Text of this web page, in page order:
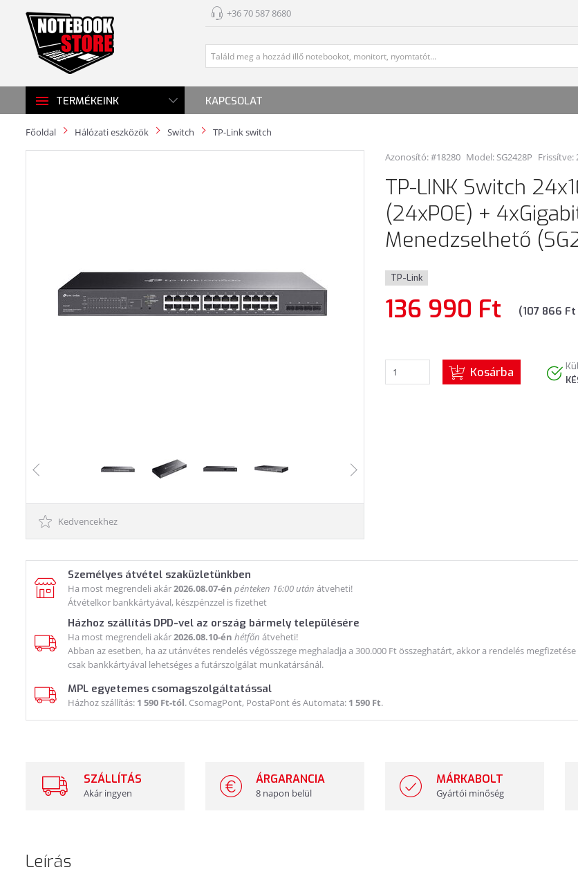
+36 70 587 8680
TERMÉKEINK KAPCSOLAT
Főoldal Hálózati eszközök Switch TP-Link switch
Kedvencekhez
Azonosító: #18280 Model:SG2428P Frissítve:
TP-LINK Switch
(24xPOE) +
Menedzselhető
TP-Link
136 990 Ft (107 866 Ft
Kosárba
Személyes átvétel szaküzletünkben
Ha most megrendeli akár2026.08.07-én pénteken 16:00 után átveheti!
Átvételkor bankkártyával, készpénzzel is fizethet
Házhoz szállítás DPD-vel az ország bármely településére
Ha most megrendeli akár2026.08.10-én hétfőn átveheti!
Abban az esetben, ha az utánvétes rendelés végösszege meghaladja a 300.000 Ft összeghatárt, akkor a rendelés megfizetése
csak bankkártyával lehetséges a futárszolgálat munkatársánál.
MPL egyetemes csomagszolgáltatással
Házhoz szállítás: 1 590 Ft-tól. CsomagPont, PostaPont és Automata: 1 590 Ft.
SZÁLLÍTÁS
Akár ingyen
ÁRGARANCIA
8 napon belül
MÁRKABOLT
Gyártói minőség
Leírás